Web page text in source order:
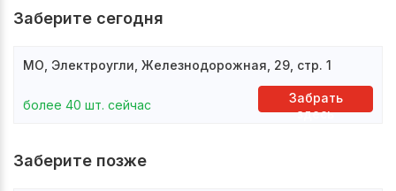
Заберите сегодня
МО, Электроугли, Железнодорожная, 29, стр. 1
более 40 шт. сейчас
Забрать
здесь
Заберите позже